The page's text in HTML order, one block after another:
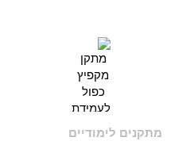
מתקנים לימודיים